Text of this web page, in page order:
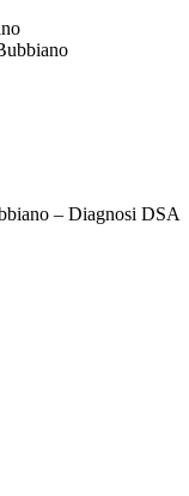
– Diagnosi DSA